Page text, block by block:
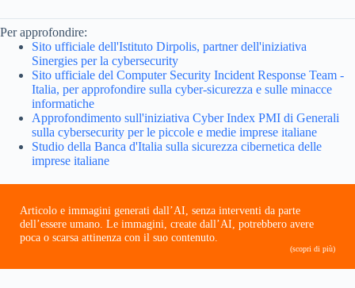
Per approfondire:
Sito ufficiale dell'Istituto Dirpolis, partner dell'iniziativa
Sinergies per la cybersecurity
Sito ufficiale del Computer Security Incident Response Team -
Italia, per approfondire sulla cyber-sicurezza e sulle minacce
informatiche
Approfondimento sull'iniziativa Cyber Index PMI di Generali
sulla cybersecurity per le piccole e medie imprese italiane
Studio della Banca d'Italia sulla sicurezza cibernetica delle
imprese italiane
Articolo e immagini generati dall’AI, senza interventi da parte
dell’essere umano. Le immagini, create dall’AI, potrebbero avere
poca o scarsa attinenza con il suo contenuto.
(scopri di più)